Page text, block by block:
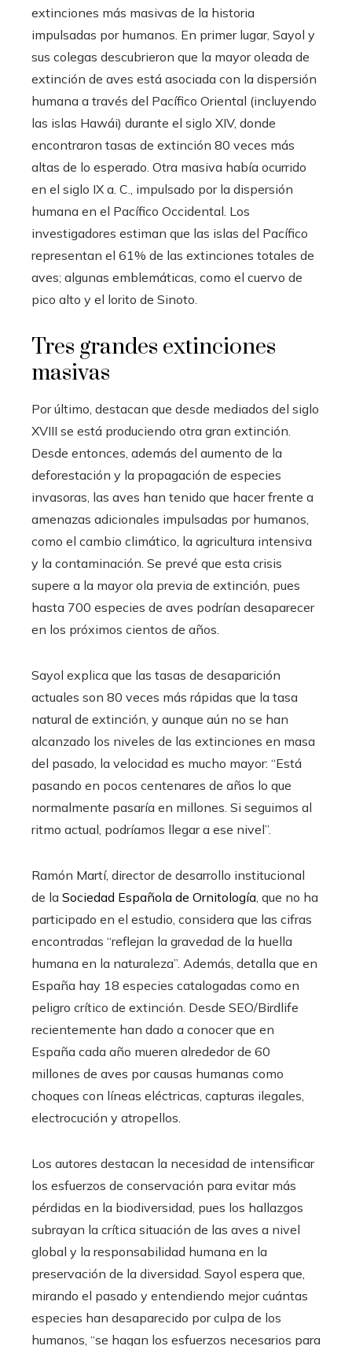
extinciones más masivas de la historia
impulsadas por humanos. En primer lugar, Sayol y
sus colegas descubrieron que la mayor oleada de
extinción de aves está asociada con la dispersión
humana a través del Pacífico Oriental (incluyendo
las islas Hawái) durante el siglo XIV, donde
encontraron tasas de extinción 80 veces más
altas de lo esperado. Otra masiva había ocurrido
en el siglo IX a. C., impulsado por la dispersión
humana en el Pacífico Occidental. Los
investigadores estiman que las islas del Pacífico
representan el 61% de las extinciones totales de
aves; algunas emblemáticas, como el cuervo de
pico alto y el lorito de Sinoto.
Tres grandes extinciones
masivas
Por último, destacan que desde mediados del siglo
XVIII se está produciendo otra gran extinción.
Desde entonces, además del aumento de la
deforestación y la propagación de especies
invasoras, las aves han tenido que hacer frente a
amenazas adicionales impulsadas por humanos,
como el cambio climático, la agricultura intensiva
y la contaminación. Se prevé que esta crisis
supere a la mayor ola previa de extinción, pues
hasta 700 especies de aves podrían desaparecer
en los próximos cientos de años.
Sayol explica que las tasas de desaparición
actuales son 80 veces más rápidas que la tasa
natural de extinción, y aunque aún no se han
alcanzado los niveles de las extinciones en masa
del pasado, la velocidad es mucho mayor: “Está
pasando en pocos centenares de años lo que
normalmente pasaría en millones. Si seguimos al
ritmo actual, podríamos llegar a ese nivel”.
Ramón Martí, director de desarrollo institucional
de la Sociedad Española de Ornitología, que no ha
participado en el estudio, considera que las cifras
encontradas “reflejan la gravedad de la huella
humana en la naturaleza”. Además, detalla que en
España hay 18 especies catalogadas como en
peligro crítico de extinción. Desde SEO/Birdlife
recientemente han dado a conocer que en
España cada año mueren alrededor de 60
millones de aves por causas humanas como
choques con líneas eléctricas, capturas ilegales,
electrocución y atropellos.
Los autores destacan la necesidad de intensificar
los esfuerzos de conservación para evitar más
pérdidas en la biodiversidad, pues los hallazgos
subrayan la crítica situación de las aves a nivel
global y la responsabilidad humana en la
preservación de la diversidad. Sayol espera que,
mirando el pasado y entendiendo mejor cuántas
especies han desaparecido por culpa de los
humanos, “se hagan los esfuerzos necesarios para